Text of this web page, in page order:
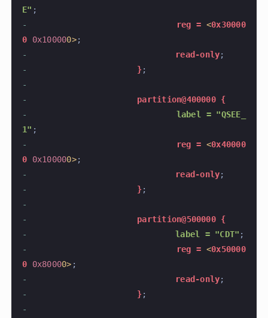
E" ;
-
				reg =
<0x30000
0 0x100000>;
-
				read-only
;
-
			}
;
-
-
			partition@400000 {
-
1" ;
-
				reg =
<0x40000
0 0x100000>;
-
				read-only
;
-
			}
;
-
-
			partition@500000 {
-
				label = "CDT"
;
-
				reg =
<0x50000
0 0x80000> ;
-
				read-only
;
-
			}
;
-